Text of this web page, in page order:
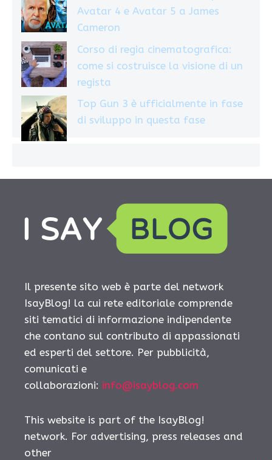
Avatar 4 e Avatar 5 a James
Cameron
Corso di regia cinematografica:
come si costruisce la visione di un
regista
Top Gun 3 è ufficialmente in fase
di sviluppo in questa fase
Il presente sito web è parte del network
IsayBlog! la cui rete editoriale comprende
siti tematici di informazione indipendente
che contano sul contributo di appassionati
ed esperti del settore. Per pubblicità,
comunicati e
collaborazioni: info@isayblog.com
This website is part of the IsayBlog!
network. For advertising, press releases and
other